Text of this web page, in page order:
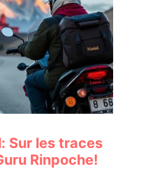
Sur les traces
Rinpoche!